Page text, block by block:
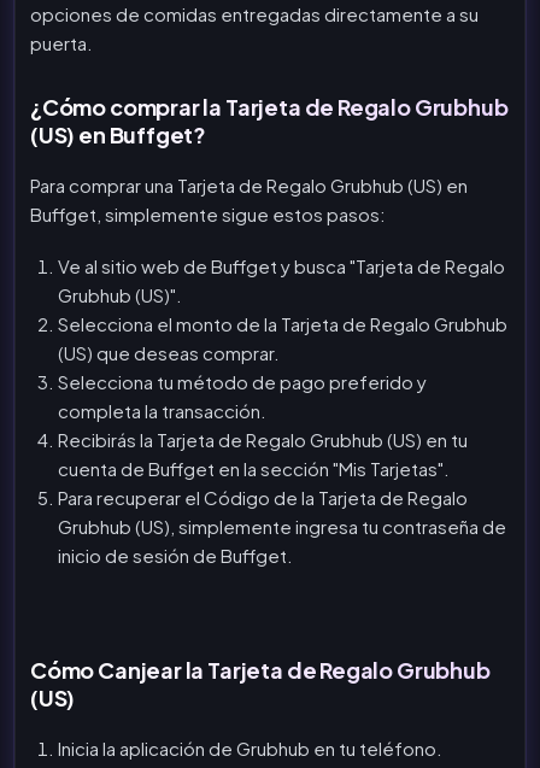
opciones de comidas entregadas directamente a su
puerta.
¿Cómo comprar la Tarjeta de Regalo Grubhub
(US) en Buffget?
Para comprar una Tarjeta de Regalo Grubhub (US) en
Buffget, simplemente sigue estos pasos:
Ve al sitio web de Buffget y busca "Tarjeta de Regalo
Grubhub (US)".
Selecciona el monto de la Tarjeta de Regalo Grubhub
(US) que deseas comprar.
Selecciona tu método de pago preferido y
completa la transacción.
Recibirás la Tarjeta de Regalo Grubhub (US) en tu
cuenta de Buffget en la sección "Mis Tarjetas".
Para recuperar el Código de la Tarjeta de Regalo
Grubhub (US), simplemente ingresa tu contraseña de
inicio de sesión de Buffget.
Cómo Canjear la Tarjeta de Regalo Grubhub
(US)
Inicia la aplicación de Grubhub en tu teléfono.